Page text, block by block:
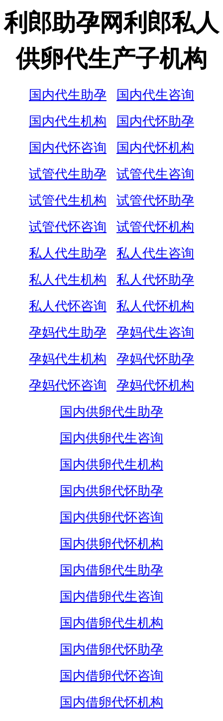
利郎助孕网利郎私人
供卵代生产子机构
国内代生助孕
国内代生咨询
国内代生机构
国内代怀助孕
国内代怀咨询
国内代怀机构
试管代生助孕
试管代生咨询
试管代生机构
试管代怀助孕
试管代怀咨询
试管代怀机构
私人代生助孕
私人代生咨询
私人代生机构
私人代怀助孕
私人代怀咨询
私人代怀机构
孕妈代生助孕
孕妈代生咨询
孕妈代生机构
孕妈代怀助孕
孕妈代怀咨询
孕妈代怀机构
国内供卵代生助孕
国内供卵代生咨询
国内供卵代生机构
国内供卵代怀助孕
国内供卵代怀咨询
国内供卵代怀机构
国内借卵代生助孕
国内借卵代生咨询
国内借卵代生机构
国内借卵代怀助孕
国内借卵代怀咨询
国内借卵代怀机构